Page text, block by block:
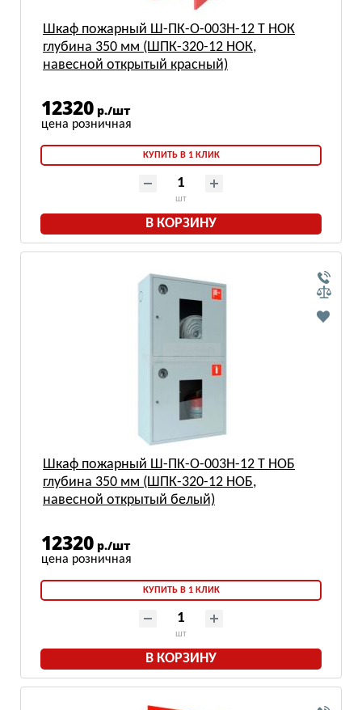
Шкаф пожарный Ш-ПК-О-003Н-12 Т НОК
глубина 350 мм (ШПК-320-12 НОК,
навесной открытый красный)
12320 р./шт
КУПИТЬ В 1 КЛИК
шт
В КОРЗИНУ
Шкаф пожарный Ш-ПК-О-003Н-12 Т НОБ
глубина 350 мм (ШПК-320-12 НОБ,
навесной открытый белый)
12320 р./шт
КУПИТЬ В 1 КЛИК
шт
В КОРЗИНУ